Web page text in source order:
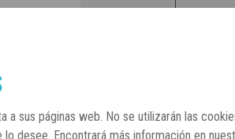
25 de marzo, 2023 ENTRE
Real
sus páginas web. No se utilizarán las
desee. Encontrará más información en